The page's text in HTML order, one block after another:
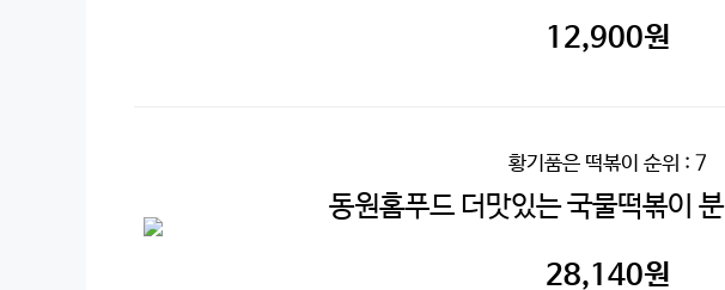
12,900원
황기품은 떡볶이 순위 : 7
동원홈푸드 더맛있는 국물떡볶이
28,140원